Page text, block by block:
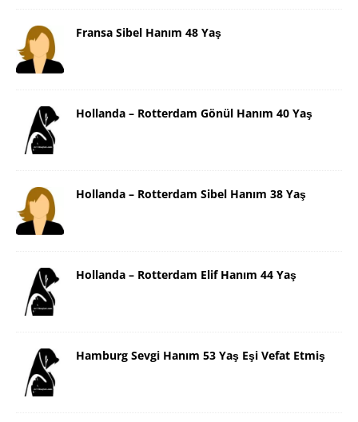
Fransa Sibel Hanım 48 Yaş
Hollanda – Rotterdam Gönül Hanım 40 Yaş
Hollanda – Rotterdam Sibel Hanım 38 Yaş
Hollanda – Rotterdam Elif Hanım 44 Yaş
Hamburg Sevgi Hanım 53 Yaş Eşi Vefat Etmiş